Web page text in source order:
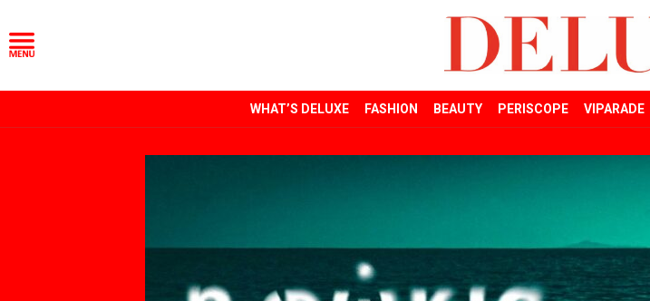
WHAT’S DELUXE FASHION BEAUTY PERISCOPE VIPARADE